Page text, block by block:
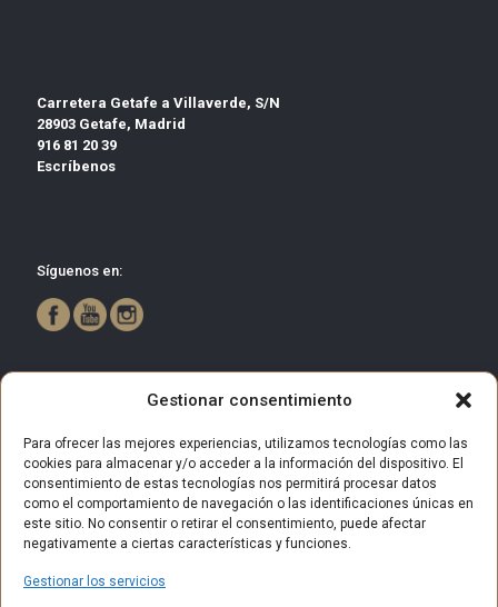
Gestionar consentimiento
Para ofrecer las mejores experiencias, utilizamos tecnologías como las
cookies para almacenar y/o acceder a la información del dispositivo. El
consentimiento de estas tecnologías nos permitirá procesar datos
como el comportamiento de navegación o las identificaciones únicas en
este sitio. No consentir o retirar el consentimiento, puede afectar
negativamente a ciertas características y funciones.
Gestionar los servicios
Carretera Getafe a Villaverde, S/N
28903 Getafe, Madrid
916 81 20 39
Escríbenos
Síguenos en: